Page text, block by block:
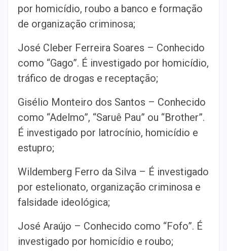
por homicídio, roubo a banco e formação
de organização criminosa;
José Cleber Ferreira Soares – Conhecido
como “Gago”. É investigado por homicídio,
tráfico de drogas e receptação;
Gisélio Monteiro dos Santos – Conhecido
como “Adelmo”, “Saruê Pau” ou “Brother”.
É investigado por latrocínio, homicídio e
estupro;
Wildemberg Ferro da Silva – É investigado
por estelionato, organização criminosa e
falsidade ideológica;
José Araújo – Conhecido como “Fofo”. É
investigado por homicídio e roubo;